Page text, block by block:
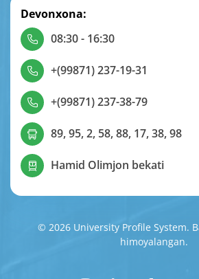
Devonxona:
08:30 - 16:30
+(99871) 237-19-31
+(99871) 237-38-79
89, 95, 2, 58, 88, 17, 38, 98
Hamid Olimjon bekati
© 2026 University Profile System.
himoyalangan.